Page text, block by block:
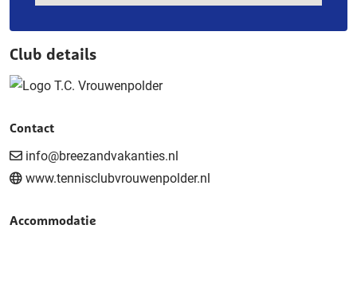
Club details
Contact
info@breezandvakanties.nl
www.tennisclubvrouwenpolder.nl
Accommodatie